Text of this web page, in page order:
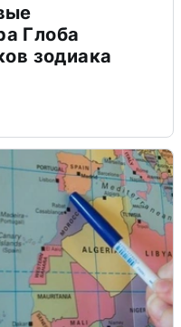
Глоба
зодиака